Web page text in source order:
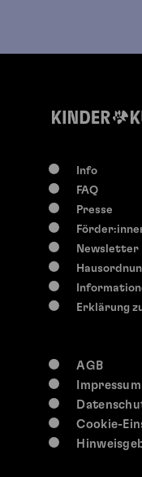
Info
FAQ
Presse
Newsletter
Erklärung
AGB
Impressum
Cookie-